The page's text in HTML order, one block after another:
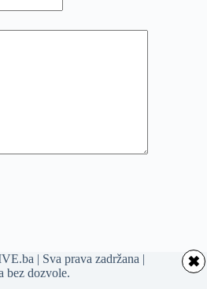
| Sva prava zadržana |
bez dozvole.
✖